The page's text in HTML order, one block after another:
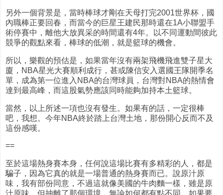
另外一個背景是，當時棒球才剛在天母打完2001世界杯，國
內職棒正要回春，而當今的巨星王建民那時還在1A小聯盟手
術停賽中，離他大放異采的時間還有4年。以不同運動間彼此
競爭的觀點來看，棒球的低潮，就是籃球的機會。
所以，樂觀的預估是，如果當年沒有兩架飛機飛進雙子星大
廈，NBA星光大賽順利成行，甚或陳信安入選國王隊開季名
單，成為第一位進入NBA的台灣球員，台灣對NBA的熱情會
達到最高峰，而這股氣勢應該同時能夠加持本土籃球。
當然，以上所述一項也沒有發生。如果有的話，一定很棒
吧，我想。今年NBA終於踏上台灣土地，那份開心反而不及
這份感嘆。
==
至於這場熱身賽本身，任何說這場比賽有多精彩的人，都是
騙子，因為它真的就是一場普通的熱身賽而已。說原汁原
味，我有部份同意，不過這就像美國的牛肉麵一樣，雖是原